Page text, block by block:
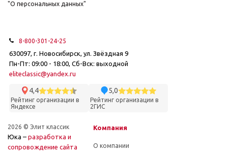
"О персональных данных"
8-800-301-24-25
630097, г. Новосибирск, ул. Звёздная 9
Пн-Пт: 09:00 - 18:00, Сб-Вск: выходной
eliteclassic@yandex.ru
4,4
Рейтинг организации в
Яндексе
5,0
Рейтинг организации в
2ГИС
2026 © Элит классик
Юка – разработка и
cопровождение сайта
Компания
О компании